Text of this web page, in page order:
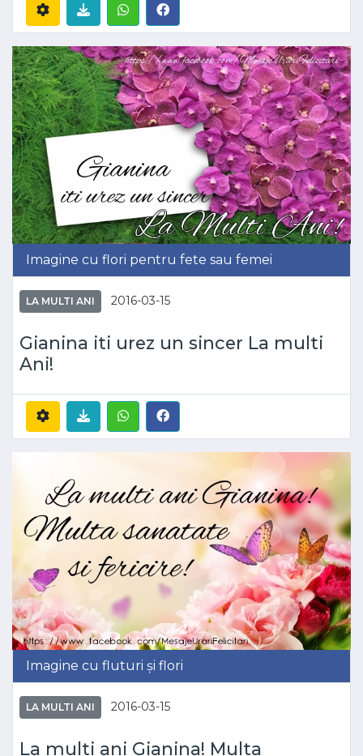
Imagine cu flori pentru fete sau femei
LA MULTI ANI 2016-03-15
Gianina iti urez un sincer La multi
Ani!
Imagine cu fluturi și flori
LA MULTI ANI 2016-03-15
La multi ani Gianina! Multa